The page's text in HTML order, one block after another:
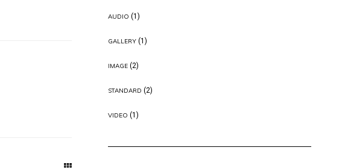
AUDIO (1)
GALLERY(1)
IMAGE(2)
STANDARD (2)
VIDEO (1)